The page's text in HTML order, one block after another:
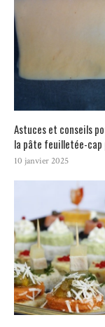
Astuces et conseils
la pâte feuilletée-
10 janvier 2025